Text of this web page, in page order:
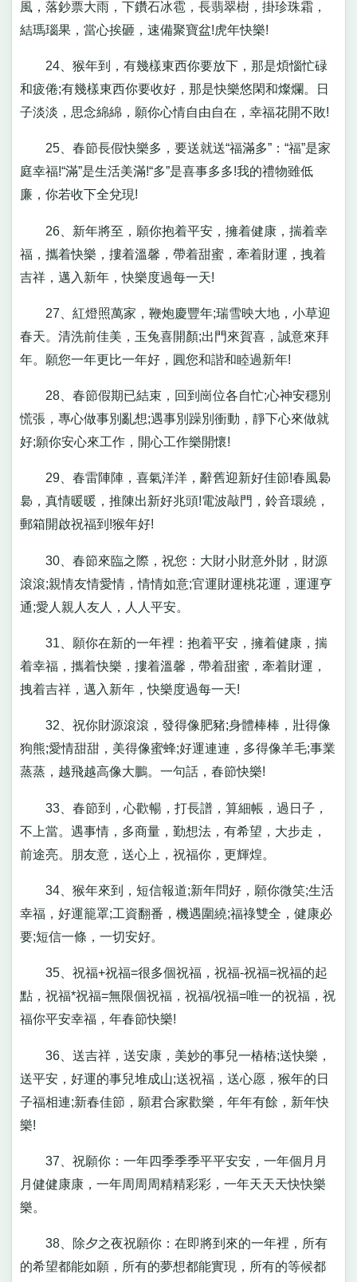
風，落鈔票大雨，下鑽石冰雹，長翡翠樹，掛珍珠霜，
結瑪瑙果，當心挨砸，速備聚寶盆!虎年快樂!
24、猴年到，有幾樣東西你要放下，那是煩惱忙碌
和疲倦;有幾樣東西你要收好，那是快樂悠閑和燦爛。日
子淡淡，思念綿綿，願你心情自由自在，幸福花開不敗!
25、春節長假快樂多，要送就送“福滿多”：“福”是家
庭幸福!“滿”是生活美滿!“多”是喜事多多!我的禮物雖低
廉，你若收下全兌現!
26、新年將至，願你抱着平安，擁着健康，揣着幸
福，攜着快樂，摟着溫馨，帶着甜蜜，牽着財運，拽着
吉祥，邁入新年，快樂度過每一天!
27、紅燈照萬家，鞭炮慶豐年;瑞雪映大地，小草迎
春天。清洗前佳美，玉兔喜開顏;出門來賀喜，誠意來拜
年。願您一年更比一年好，圓您和諧和睦過新年!
28、春節假期已結束，回到崗位各自忙;心神安穩別
慌張，專心做事別亂想;遇事別躁別衝動，靜下心來做就
好;願你安心來工作，開心工作樂開懷!
29、春雷陣陣，喜氣洋洋，辭舊迎新好佳節!春風裊
裊，真情暖暖，推陳出新好兆頭!電波敲門，鈴音環繞，
郵箱開啟祝福到!猴年好!
30、春節來臨之際，祝您：大財小財意外財，財源
滾滾;親情友情愛情，情情如意;官運財運桃花運，運運亨
通;愛人親人友人，人人平安。
31、願你在新的一年裡：抱着平安，擁着健康，揣
着幸福，攜着快樂，摟着溫馨，帶着甜蜜，牽着財運，
拽着吉祥，邁入新年，快樂度過每一天!
32、祝你財源滾滾，發得像肥豬;身體棒棒，壯得像
狗熊;愛情甜甜，美得像蜜蜂;好運連連，多得像羊毛;事業
蒸蒸，越飛越高像大鵬。一句話，春節快樂!
33、春節到，心歡暢，打長譜，算細帳，過日子，
不上當。遇事情，多商量，勤想法，有希望，大步走，
前途亮。朋友意，送心上，祝福你，更輝煌。
34、猴年來到，短信報道;新年問好，願你微笑;生活
幸福，好運籠罩;工資翻番，機遇圍繞;福祿雙全，健康必
要;短信一條，一切安好。
35、祝福+祝福=很多個祝福，祝福-祝福=祝福的起
點，祝福*祝福=無限個祝福，祝福/祝福=唯一的祝福，祝
福你平安幸福，年春節快樂!
36、送吉祥，送安康，美妙的事兒一樁樁;送快樂，
送平安，好運的事兒堆成山;送祝福，送心愿，猴年的日
子福相連;新春佳節，願君合家歡樂，年年有餘，新年快
樂!
37、祝願你：一年四季季季平平安安，一年個月月
月健健康康，一年周周周精精彩彩，一年天天天快快樂
樂。
38、除夕之夜祝願你：在即將到來的一年裡，所有
的希望都能如願，所有的夢想都能實現，所有的等候都